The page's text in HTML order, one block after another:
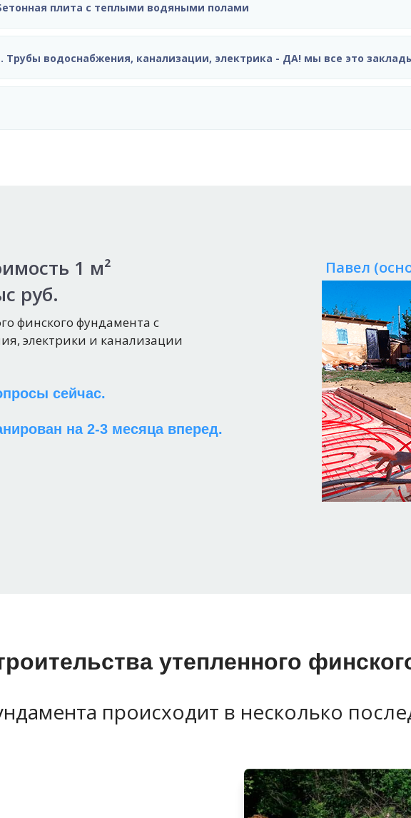
000 р. Материалы - 1 Бетонная плита с теплыми водяными полами
Трубы водоснабжения, канализации, электрика - ДА! мы все это
1 м²
руб.
финского фундамента с
электрики и канализации
сейчас.
на 2-3 месяца вперед.
Павел
утепленного
происходит в несколько